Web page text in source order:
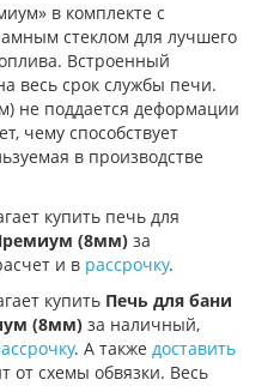
в комплекте с
стеклом для лучшего
Встроенный
весь срок службы печи.
не поддается деформации
чему способствует
в производстве
купить печь для
(8мм) за
и в рассрочку.
купить Печь для бани
(8мм) за наличный,
. А также доставить
от схемы обвязки. Весь